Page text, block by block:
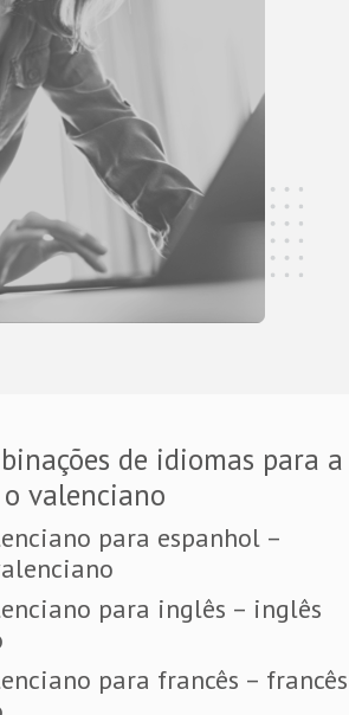
de idiomas para a
valenciano
para espanhol –
para inglês – inglês
para francês – francês